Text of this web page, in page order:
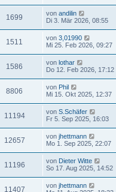
1699 von andilin
Di 3. Mär 2026, 08:55
1511 von 3,01990
Mi 25. Feb 2026, 09:27
1586 von lothar
Do 12. Feb 2026, 17:12
8806 von Phil
Mi 15. Okt 2025, 12:37
11194 von S.Schäfer
Fr 5. Sep 2025, 16:03
12657 von jhettmann
Mo 1. Sep 2025, 22:07
11196 von Dieter Witte
So 17. Aug 2025, 14:52
11407 von jhettmann